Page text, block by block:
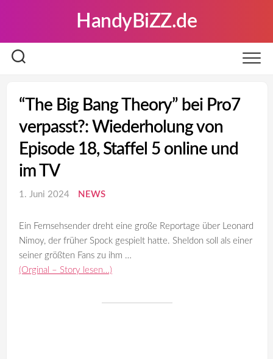
HandyBiZZ.de
“The Big Bang Theory” bei Pro7
verpasst?: Wiederholung von
Episode 18, Staffel 5 online und
im TV
1. Juni 2024 NEWS
Ein Fernsehsender dreht eine große Reportage über Leonard
Nimoy, der früher Spock gespielt hatte. Sheldon soll als einer
seiner größten Fans zu ihm …
(Orginal – Story lesen…)